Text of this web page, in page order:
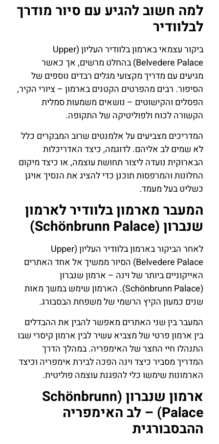
למה חשוב להגיע עם סיור מודרך
לבלוודיר
ביקור עצמאי בארמון בלוודיר העליון (Upper
Belvedere Palace) בהחלט מרשים, אך כאשר
מגיעים עם מדריך מקצועי מגלים רבדים נוספים של
הסיפור. רבים מהפרטים הקטנים בארמון – ציורי הקיר,
הפסלים והקישוטים – נושאים משמעות סמלית
הקשורה לכוח ולפוליטיקה של התקופה.
המדריכים מצביעים על אלמנטים שרוב המבקרים כלל
לא שמים לב אליהם. לדוגמה, כיצד האדריכלות
הבארוקית נועדה ליצור תחושת עוצמה, או כיצד מיקום
החלונות והמרפסות תוכנן כדי להציג את הנסיך אויגן
כשליט בעל מעמד.
המעבר מארמון בלוודיר לארמון
שנברון (Schönbrunn Palace)
לאחר הביקור בארמון בלוודיר העליון (Upper
Belvedere Palace) הסיור ממשיך אל אחד האתרים
האייקוניים ביותר של וינה – ארמון שנברון
(Schönbrunn Palace). הארמון שימש במשך מאות
שנים כמעון הקיץ הרשמי של משפחת הבסבורג.
המעבר בין שני האתרים מאפשר להבין את ההבדלים
בין ארמון פרטי של מצביא עשיר לבין ארמון קיסרי שבו
התנהלו חיי החצר של האימפריה. במהלך הדרך
המדריך מסביר כיצד וינה הפכה לבירת אימפריה וכיצד
הארמונות שימשו כלי להפגנת עוצמה פוליטית.
ארמון שנברון (Schönbrunn
Palace) – לב האימפריה
ההבסבורגית